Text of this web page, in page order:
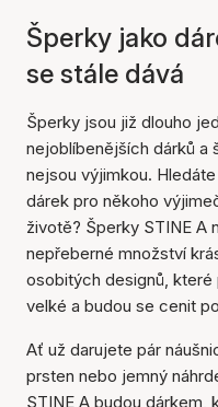
Šperky jako
se stále dává
Šperky jsou již dlouho
nejoblíbenějších dárků a
nejsou výjimkou.
dárek pro někoho
životě? Šperky STINE A
nepřeberné množství
osobitých designů, které
velké a budou se cenit
Ať už darujete pár
prsten nebo jemný
STINE A budou dárkem,